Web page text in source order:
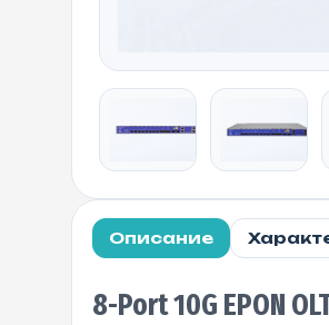
Описание
8-Port 10G EPON